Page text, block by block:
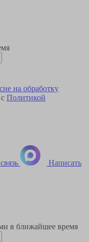
на обработку
Политикой
Написать
в ближайшее время